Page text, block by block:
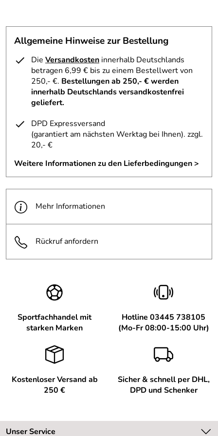
Verifizierte Bewertung
Guter und luftiger Fahrradhelm. In meiner Familie fahren
wir alle diesen Helm. Robust und gut einstellbar. Für
unsere Köpfe auch sehr bequem. Wenn man ihn in der
richtigen Größe kauft, kann man im Winter auch eine
dünne Mütze unterziehen und ihn somit auch im Winter
Kaufdatum: 31.08.2024
Bewertungsdatum: 18.09.2024
Elke
Verifizierte Bewertung
Kopf perfekt ;-)
Tom
*****
Verifizierte Bewertung
Kaufdatum: 07.06.2024
Bewertungsdatum: 26.06.2024
Robert
*****
Verifizierte Bewertung
Top Artikel. wie beschrieben. Guter Sitz. Preis.-
Leistungsverhältnis stimmt. Sehr zu empfehlen. Gerne
Kaufdatum: 11.09.2023
Bewertungsdatum: 23.09.2023
Alle Bewertungen anschauen
Allgemeine Hinweise zur Bestellung
Die Versandkosten innerhalb Deutschlands
betragen 6,99 € bis zu einem Bestellwert von
250,- €. Bestellungen ab 250,- € werden
innerhalb Deutschlands versandkostenfrei
geliefert.
DPD Expressversand
(garantiert am nächsten Werktag bei Ihnen). zzgl.
20,- €
Weitere Informationen zu den Lieferbedingungen >
Mehr Informationen
Rückruf anfordern
Sportfachhandel mit
starken Marken
Hotline 03445 738105
(Mo-Fr 08:00-15:00 Uhr)
Kostenloser Versand ab
250 €
Sicher & schnell per DHL,
DPD und Schenker
Unser Service